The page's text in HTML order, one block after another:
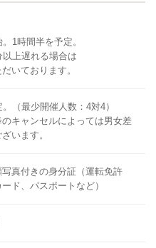
1時間半を予定。
上遅れる場合は
いております。
（最少開催人数：4対4）
キャンセルによっては男女差
います。
真付きの身分証（運転免許
ド、パスポートなど）